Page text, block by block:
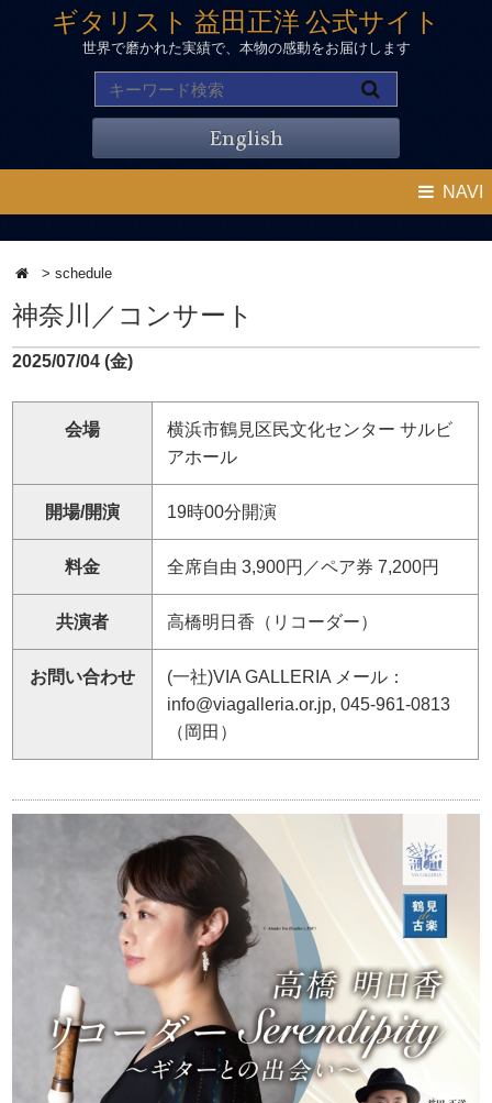
ギタリスト 益田正洋 公式サイト
世界で磨かれた実績で、本物の感動をお届けします
English
NAVI
>schedule
神奈川／コンサート
2025/07/04 (金)
会場
横浜市鶴見区民文化センター サルビ
アホール
開場/開演 19時00分開演
料金 全席自由 3,900円／ペア券 7,200円
共演者 高橋明日香（リコーダー）
お問い合わせ
(一社)VIA GALLERIA メール：
info@viagalleria.or.jp, 045-961-0813
（岡田）